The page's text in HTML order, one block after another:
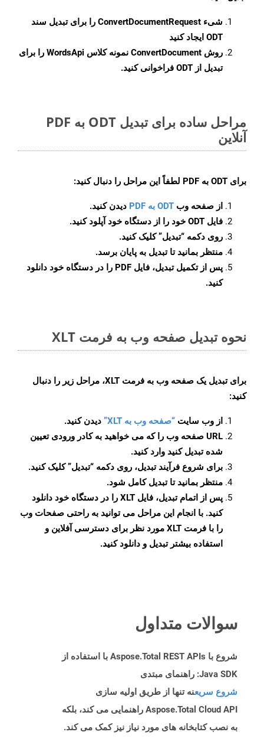
شیء ConvertDocumentRequest را برای تبدیل سند
ODT ایجاد کنید
روش ConvertDocument
نمونه کلاس WordsApi را برای
تبدیل از ODT فراخوانی کنید.
مراحل ساده برای تبدیل ODT به PDF
آنلاین
برای ODT به PDF لطفاً این مراحل را دنبال کنید:
از صفحه وب ODT به PDF
دیدن کنید.
فایل ODT خود را از دستگاه خود آپلود کنید.
روی دکمه “تبدیل”کلیک کنید.
منتظر بمانید تا تبدیل به پایان برسد.
پس از تکمیل تبدیل، فایل PDF را در دستگاه خود دانلود
کنید.
نحوه تبدیل صفحه وب به فرمت XLT
برای تبدیل یک صفحه وب به فرمت XLT، مراحل زیر را دنبال
کنید:
از وب سایت “صفحه وب به XLT”
دیدن کنید.
URL صفحه وب را که می خواهید به کادر ورودی تعیین
شده تبدیل کنید وارد کنید.
برای شروع فرآیند تبدیل، روی دکمه “تبدیل” کلیک کنید.
منتظر بمانید تا تبدیل کامل شود.
پس از اتمام تبدیل، فایل XLT را در دستگاه خود دانلود
کنید. با انجام این مراحل می توانید به راحتی صفحات وب
را با فرمت XLT مورد نظر برای دسترسی آفلاین و
استفاده بیشتر تبدیل و دانلود کنید.
سوالات متداول
شروع با Aspose.Total REST APIs با استفاده از
Java SDK: راهنمای مبتدی
شروع سریعنه تنها از طریق اولیه سازی
Aspose.Total Cloud API راهنمایی می کند، بلکه
به نصب کتابخانه های مورد نیاز نیز کمک می کند.